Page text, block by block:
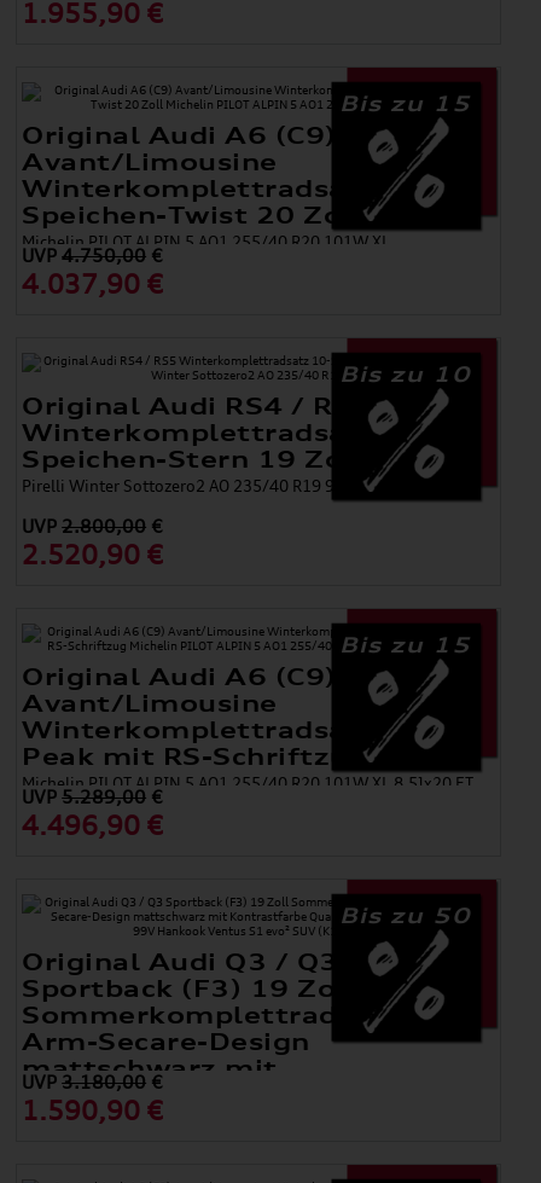
1.955,90 €
Bis zu 15
Original Audi A6 (C9)
Avant/Limousine
Winterkomplettradsatz 10-
Speichen-Twist 20 Zoll
Michelin PILOT ALPIN 5 AO1 255/40 R20 101W XL
UVP4.750,00 €
4.037,90 €
Bis zu 10
Original Audi RS4 / RS5
Winterkomplettradsatz 10-
Speichen-Stern 19 Zoll
Pirelli Winter Sottozero2 AO 235/40 R19 96V XL
UVP2.800,00 €
2.520,90 €
Bis zu 15
Original Audi A6 (C9)
Avant/Limousine
Winterkomplettradsatz 5-Arm-
Peak mit RS-Schriftzug
Michelin PILOT ALPIN 5 AO1 255/40 R20 101W XL 8,5Jx20 ET
43
UVP5.289,00 €
4.496,90 €
Bis zu 50
Original Audi Q3 / Q3
Sportback (F3) 19 Zoll
Sommerkomplettradsatz im 5-
Arm-Secare-Design
mattschwarz mit
Kontrastfarbe Quarzgrau
7 J x 19, 235/50 R 19 99V Hankook Ventus S1 evo² SUV (K117A)
UVP3.180,00 €
1.590,90 €